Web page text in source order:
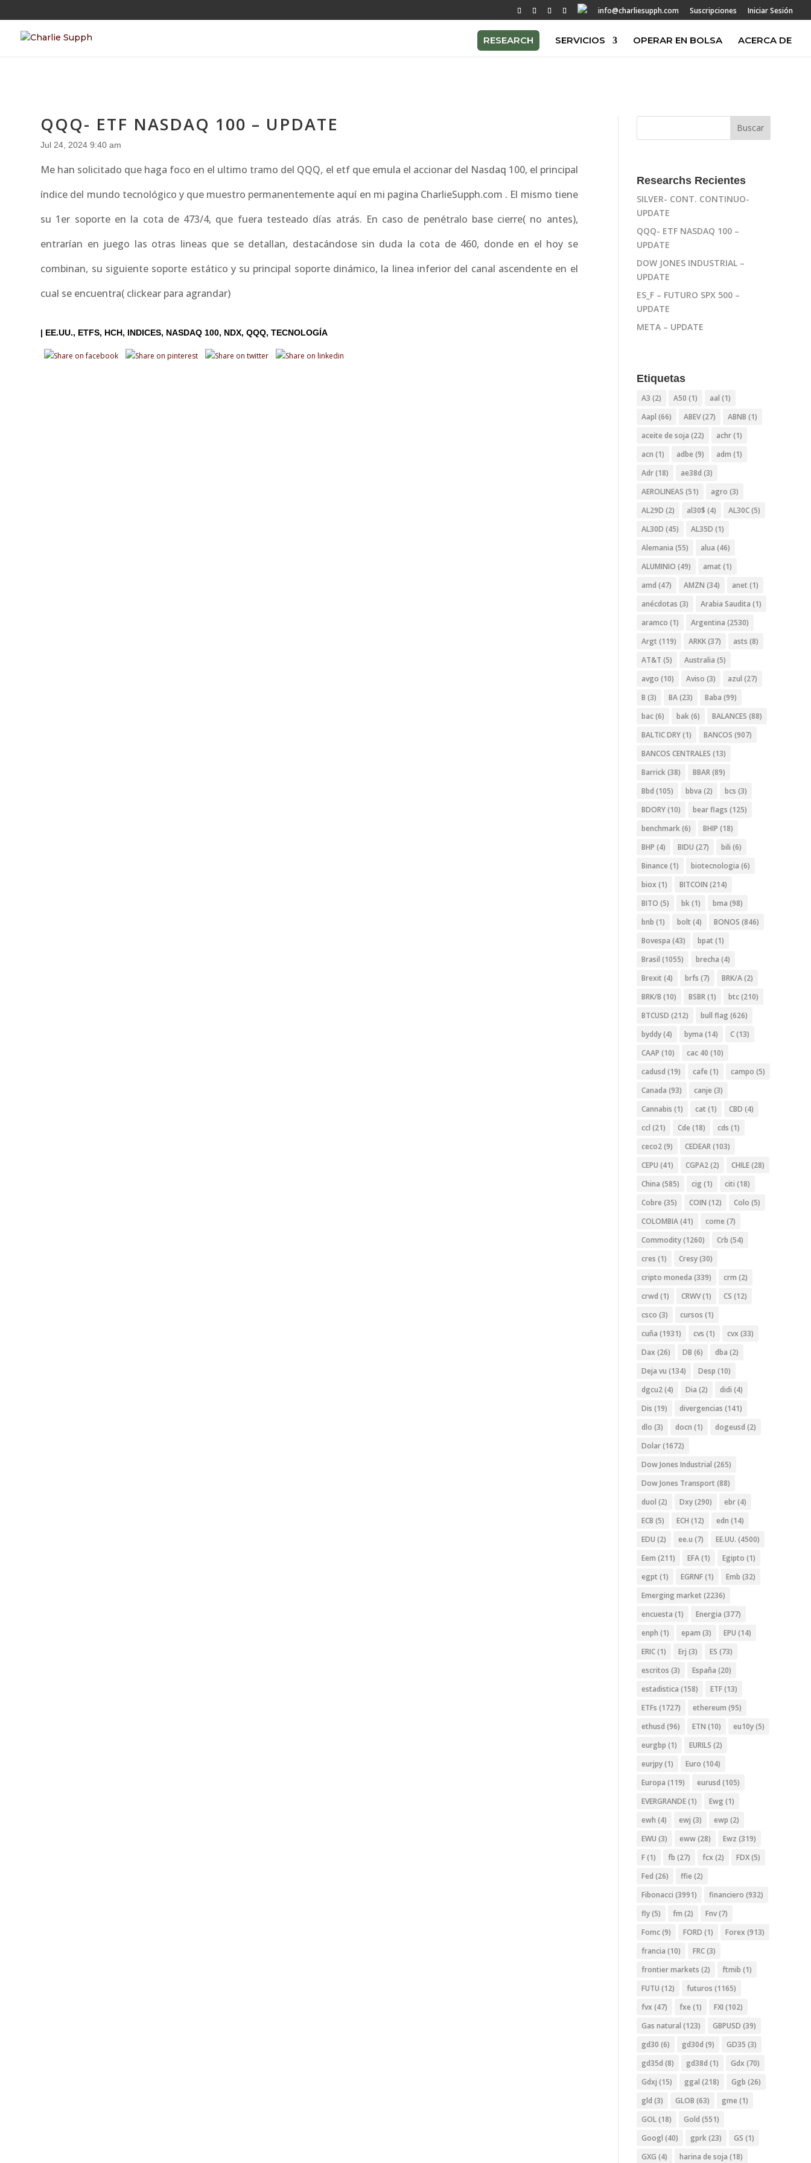
info@charliesupph.com Suscripciones Iniciar Sesión
RESEARCH SERVICIOS OPERAR EN BOLSA ACERCA DE
QQQ- ETF NASDAQ 100 – UPDATE
Jul 24, 2024 9:40 am
Me han solicitado que haga foco en el ultimo tramo del QQQ, el etf que emula el accionar del Nasdaq 100, el principal
índice del mundo tecnológico y que muestro permanentemente aquí en mi pagina CharlieSupph.com . El mismo tiene
su 1er soporte en la cota de 473/4, que fuera testeado días atrás. En caso de penétralo base cierre( no antes),
entrarían en juego las otras lineas que se detallan, destacándose sin duda la cota de 460, donde en el hoy se
combinan, su siguiente soporte estático y su principal soporte dinámico, la linea inferior del canal ascendente en el
cual se encuentra( clickear para agrandar)
| EE.UU. ETFS HCH INDICES NASDAQ 100 NDX QQQ TECNOLOGÍA
Researchs Recientes
SILVER- CONT. CONTINUO-
UPDATE
QQQ- ETF NASDAQ 100 –
UPDATE
DOW JONES INDUSTRIAL –
UPDATE
ES_F – FUTURO SPX 500 –
UPDATE
META – UPDATE
Etiquetas
A3 (2) A50 (1) aal (1)
Aapl (66) ABEV(27) ABNB (1)
aceite de soja (22) achr(1)
acn (1) adbe (9) adm (1)
Adr(18) ae38d (3)
AEROLINEAS (51) agro (3)
AL29D (2) al30$ (4) AL30C(5)
AL30D (45) AL35D (1)
Alemania (55) alua (46)
ALUMINIO (49) amat (1)
amd (47) AMZN (34) anet (1)
anécdotas (3) Arabia Saudita (1)
aramco (1) Argentina (2530)
Argt (119) ARKK(37) asts (8)
AT&T (5) Australia (5)
avgo (10) Aviso (3) azul (27)
B (3) BA(23) Baba (99)
bac(6) bak(6) BALANCES (88)
BALTIC DRY(1) BANCOS (907)
BANCOS CENTRALES (13)
Barrick(38) BBAR(89)
Bbd (105) bbva (2) bcs (3)
BDORY(10) bear flags (125)
benchmark(6) BHIP (18)
BHP (4) BIDU (27) bili (6)
Binance (1) biotecnologia (6)
biox (1) BITCOIN (214)
BITO (5) bk(1) bma (98)
bnb (1) bolt (4) BONOS (846)
Bovespa (43) bpat (1)
Brasil (1055) brecha (4)
Brexit (4) brfs (7) BRK/A(2)
BRK/B (10) BSBR(1) btc(210)
BTCUSD (212) bull flag (626)
byddy(4) byma (14) C(13)
CAAP (10) cac 40 (10)
cadusd (19) cafe (1) campo (5)
Canada (93) canje (3)
Cannabis (1) cat (1) CBD (4)
ccl (21) Cde (18) cds (1)
ceco2(9) CEDEAR(103)
CEPU (41) CGPA2(2) CHILE(28)
China (585) cig (1) citi (18)
Cobre (35) COIN (12) Colo (5)
COLOMBIA(41) come (7)
Commodity(1260) Crb (54)
cres (1) Cresy(30)
cripto moneda (339) crm (2)
crwd (1) CRWV(1) CS (12)
csco (3) cursos (1)
cuña (1931) cvs (1) cvx (33)
Dax (26) DB (6) dba (2)
Deja vu (134) Desp (10)
dgcu2(4) Dia (2) didi (4)
Dis (19) divergencias (141)
dlo (3) docn (1) dogeusd (2)
Dolar(1672)
Dow Jones Industrial (265)
Dow Jones Transport (88)
duol (2) Dxy(290) ebr(4)
ECB (5) ECH (12) edn (14)
EDU (2) ee.u (7) EE.UU. (4500)
Eem (211) EFA(1) Egipto (1)
egpt (1) EGRNF(1) Emb (32)
Emerging market (2236)
encuesta (1) Energia (377)
enph (1) epam (3) EPU (14)
ERIC(1) Erj (3) ES (73)
escritos (3) España (20)
estadistica (158) ETF(13)
ETFs (1727) ethereum (95)
ethusd (96) ETN (10) eu10y(5)
eurgbp (1) EURILS (2)
eurjpy(1) Euro (104)
Europa (119) eurusd (105)
EVERGRANDE(1) Ewg (1)
ewh (4) ewj (3) ewp (2)
EWU (3) eww(28) Ewz (319)
F(1) fb (27) fcx (2) FDX(5)
Fed (26) ffie (2)
Fibonacci (3991) financiero (932)
fly(5) fm (2) Fnv(7)
Fomc(9) FORD (1) Forex (913)
francia (10) FRC(3)
frontier markets (2) ftmib (1)
FUTU (12) futuros (1165)
fvx (47) fxe (1) FXI (102)
Gas natural (123) GBPUSD (39)
gd30 (6) gd30d (9) GD35 (3)
gd35d (8) gd38d (1) Gdx (70)
Gdxj (15) ggal (218) Ggb (26)
gld (3) GLOB (63) gme (1)
GOL(18) Gold (551)
Googl (40) gprk(23) GS (1)
GXG (4) harina de soja (18)